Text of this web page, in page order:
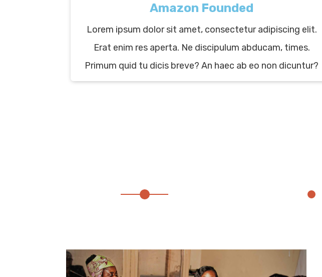
Amazon Founded
Lorem ipsum dolor sit amet, consectetur adipiscing elit.
Erat enim res aperta. Ne discipulum abducam, times.
Primum quid tu dicis breve? An haec ab eo non dicuntur?